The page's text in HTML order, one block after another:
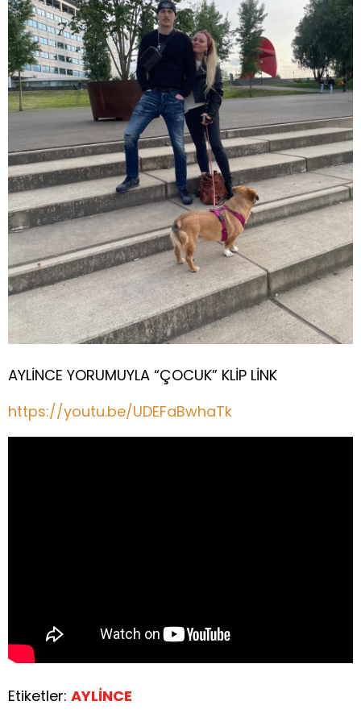
AYLİNCE YORUMUYLA “ÇOCUK” KLİP LİNK
https://youtu.be/UDEFaBwhaTk
Etiketler: AYLİNCE